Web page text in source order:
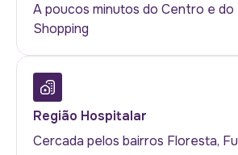
A poucos minutos do Centro e do
Shopping
Região Hospitalar
Cercada pelos bairros Floresta,